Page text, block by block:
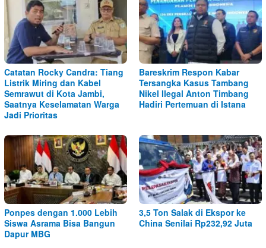
Catatan Rocky Candra: Tiang
Listrik Miring dan Kabel
Semrawut di Kota Jambi,
Saatnya Keselamatan Warga
Jadi Prioritas
Bareskrim Respon Kabar
Tersangka Kasus Tambang
Nikel Ilegal Anton Timbang
Hadiri Pertemuan di Istana
Ponpes dengan 1.000 Lebih
Siswa Asrama Bisa Bangun
Dapur MBG
3,5 Ton Salak di Ekspor ke
China Senilai Rp232,92 Juta